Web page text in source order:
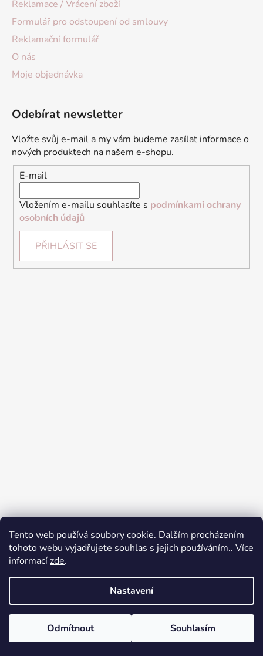
Tento web používá soubory cookie. Dalším procházením
tohoto webu vyjadřujete souhlas s jejich používáním.. Více
informacízde.
Nastavení
Odmítnout Souhlasím
Reklamace / Vrácení zboží
Formulář pro odstoupení od smlouvy
Reklamační formulář
O nás
Moje objednávka
Odebírat newsletter
Vložte svůj e-mail a my vám budeme zasílat informace o
nových produktech na našem e-shopu.
E-mail
Vložením e-mailu souhlasíte s podmínkami ochrany
osobních údajů
PŘIHLÁSIT SE
Přijímáme online platby
Vytvořil Shoptet
Copyright 2026Ennyroom. Všechna práva vyhrazena.